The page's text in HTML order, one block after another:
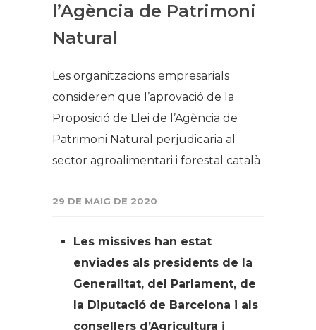
l’Agència de Patrimoni
Natural
Les organitzacions empresarials
consideren que l’aprovació de la
Proposició de Llei de l’Agència de
Patrimoni Natural perjudicaria al
sector agroalimentari i forestal català
29 DE MAIG DE 2020
Les missives han estat
enviades als presidents de la
Generalitat, del Parlament, de
la Diputació de Barcelona i als
consellers d’Agricultura i